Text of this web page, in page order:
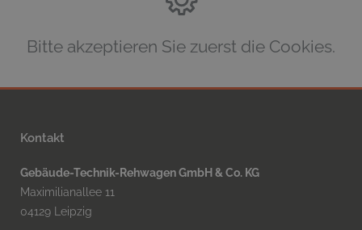
Bitte akzeptieren Sie zuerst die Cookies.
Kontakt
Gebäude-Technik-Rehwagen GmbH & Co. KG
Maximilianallee 11
04129 Leipzig